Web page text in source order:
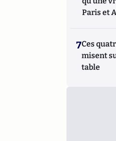
Paris et
7Ces
misent
table